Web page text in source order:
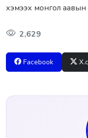
хэмээх монгол аавын
2,629
Facebook